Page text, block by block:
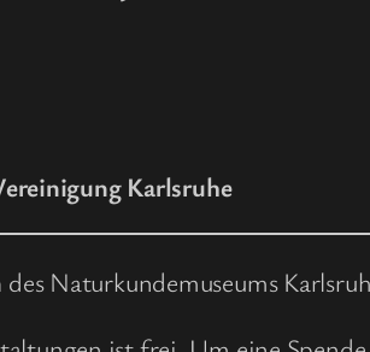
Karlsruhe
des Naturkundemuseums